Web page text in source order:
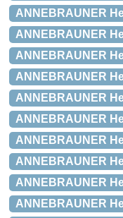
ANNEBRAUNER
ANNEBRAUNER
ANNEBRAUNER
ANNEBRAUNER
ANNEBRAUNER
ANNEBRAUNER
ANNEBRAUNER
ANNEBRAUNER
ANNEBRAUNER
ANNEBRAUNER